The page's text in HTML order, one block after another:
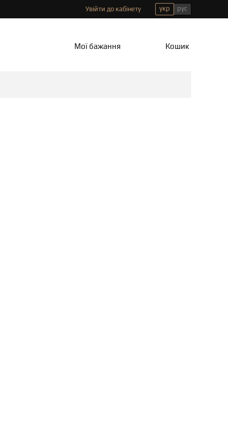
Увійти до кабінету укр рус
Мої бажання Кошик